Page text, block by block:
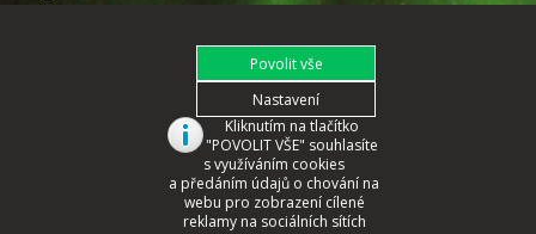
Kliknutím na tlačítko
"POVOLIT VŠE" souhlasíte
s využíváním cookies
a předáním údajů o chování na
webu pro zobrazení cílené
reklamy na sociálních sítích